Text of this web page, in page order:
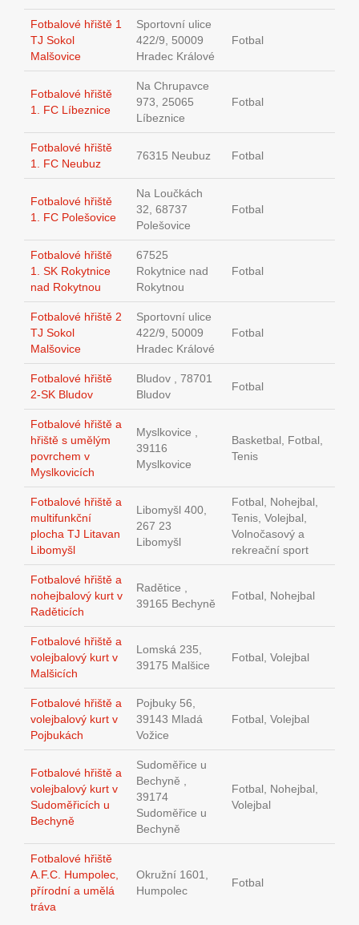
Fotbalové hřiště 1
TJ Sokol
Malšovice
Sportovní ulice
422/9, 50009
Hradec Králové
Fotbal
Fotbalové hřiště
1. FC Líbeznice
Na Chrupavce
973, 25065
Líbeznice
Fotbal
Fotbalové hřiště
1. FC Neubuz
76315 Neubuz Fotbal
Fotbalové hřiště
1. FC Polešovice
Na Loučkách
32, 68737
Polešovice
Fotbal
Fotbalové hřiště
1. SK Rokytnice
nad Rokytnou
67525
Rokytnice nad
Rokytnou
Fotbal
Fotbalové hřiště 2
TJ Sokol
Malšovice
Sportovní ulice
422/9, 50009
Hradec Králové
Fotbal
Fotbalové hřiště
2-SK Bludov
Bludov , 78701
Bludov
Fotbal
Fotbalové hřiště a
hřiště s umělým
povrchem v
Myslkovicích
Myslkovice ,
39116
Myslkovice
Basketbal, Fotbal,
Tenis
Fotbalové hřiště a
multifunkční
plocha TJ Litavan
Libomyšl
Libomyšl 400,
267 23
Libomyšl
Fotbal, Nohejbal,
Tenis, Volejbal,
Volnočasový a
rekreační sport
Fotbalové hřiště a
nohejbalový kurt v
Raděticích
Radětice ,
39165 Bechyně
Fotbal, Nohejbal
Fotbalové hřiště a
volejbalový kurt v
Malšicích
Lomská 235,
39175 Malšice
Fotbal, Volejbal
Fotbalové hřiště a
volejbalový kurt v
Pojbukách
Pojbuky 56,
39143 Mladá
Vožice
Fotbal, Volejbal
Fotbalové hřiště a
volejbalový kurt v
Sudoměřicích u
Bechyně
Sudoměřice u
Bechyně ,
39174
Sudoměřice u
Bechyně
Fotbal, Nohejbal,
Volejbal
Fotbalové hřiště
A.F.C. Humpolec,
přírodní a umělá
tráva
Okružní 1601,
Humpolec
Fotbal